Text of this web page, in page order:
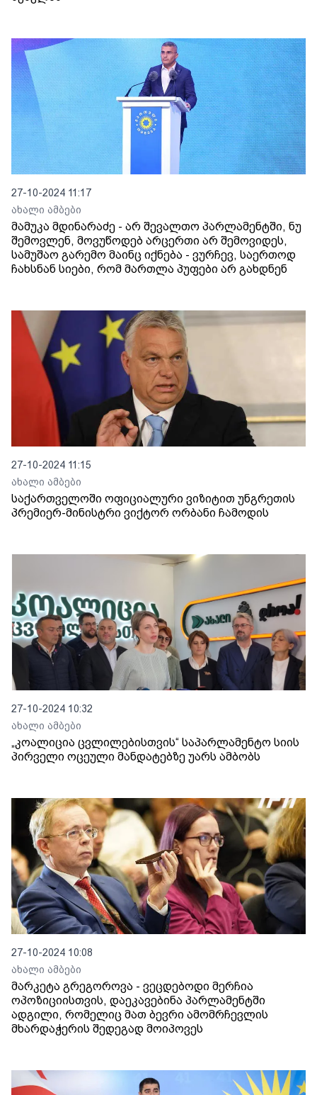
27-10-2024 11:17
ახალი ამბები
მამუკა მდინარაძე - არ შევალთო პარლამენტში, ნუ
შემოვლენ, მოვუწოდებ არცერთი არ შემოვიდეს,
სამუშაო გარემო მაინც იქნება - ვურჩევ, საერთოდ
ჩახსნან სიები, რომ მართლა პუფები არ გახდნენ
27-10-2024 11:15
ახალი ამბები
საქართველოში ოფიციალური ვიზიტით უნგრეთის
პრემიერ-მინისტრი ვიქტორ ორბანი ჩამოდის
27-10-2024 10:32
ახალი ამბები
„კოალიცია ცვლილებისთვის“ საპარლამენტო სიის
პირველი ოცეული მანდატებზე უარს ამბობს
27-10-2024 10:08
ახალი ამბები
მარკეტა გრეგოროვა - ვეცდებოდი მერჩია
ოპოზიციისთვის, დაეკავებინა პარლამენტში
ადგილი, რომელიც მათ ბევრი ამომრჩევლის
მხარდაჭერის შედეგად მოიპოვეს